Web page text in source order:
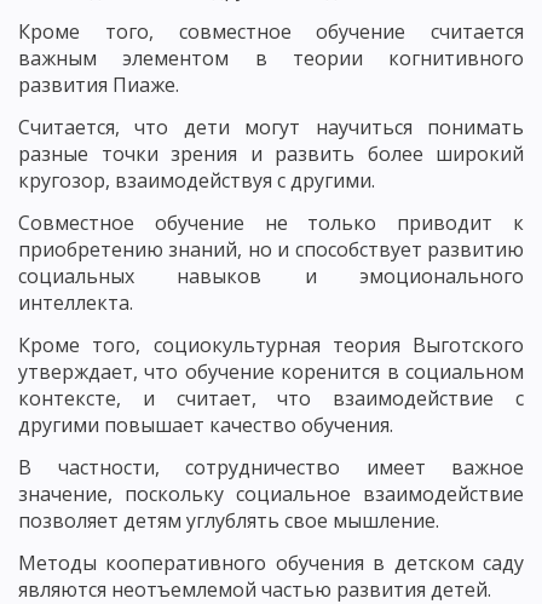
Кроме того, совместное обучение считается
важным элементом в теории когнитивного
развития Пиаже.
Считается, что дети могут научиться понимать
разные точки зрения и развить более широкий
кругозор, взаимодействуя с другими.
Совместное обучение не только приводит к
приобретению знаний, но и способствует развитию
социальных навыков и эмоционального
интеллекта.
Кроме того, социокультурная теория Выготского
утверждает, что обучение коренится в социальном
контексте, и считает, что взаимодействие с
другими повышает качество обучения.
В частности, сотрудничество имеет важное
значение, поскольку социальное взаимодействие
позволяет детям углублять свое мышление.
Методы кооперативного обучения в детском саду
являются неотъемлемой частью развития детей.